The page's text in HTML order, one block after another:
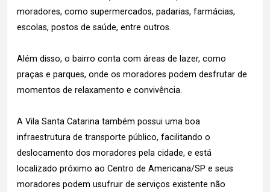
moradores, como supermercados, padarias, farmácias,
escolas, postos de saúde, entre outros.
Além disso, o bairro conta com áreas de lazer, como
praças e parques, onde os moradores podem desfrutar de
momentos de relaxamento e convivência.
A Vila Santa Catarina também possui uma boa
infraestrutura de transporte público, facilitando o
deslocamento dos moradores pela cidade, e está
localizado próximo ao Centro de Americana/SP e seus
moradores podem usufruir de serviços existente não